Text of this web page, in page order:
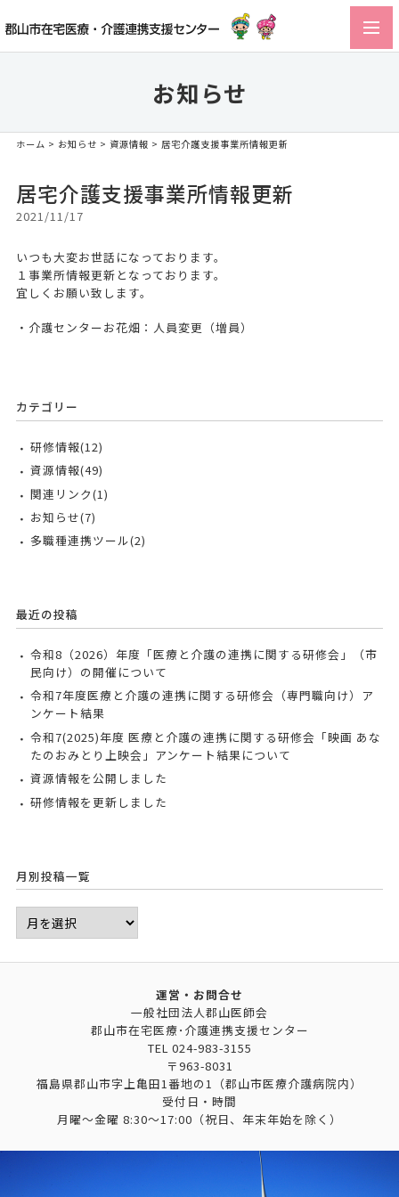
お知らせ
ホーム > お知らせ > 資源情報 > 居宅介護支援事業所情報更新
居宅介護支援事業所情報更新
2021/11/17
いつも大変お世話になっております。
１事業所情報更新となっております。
宜しくお願い致します。
・介護センターお花畑：人員変更（増員）
カテゴリー
研修情報(12)
資源情報(49)
関連リンク(1)
お知らせ(7)
多職種連携ツール(2)
最近の投稿
令和8（2026）年度「医療と介護の連携に関する研修会」（市
民向け）の開催について
令和7年度医療と介護の連携に関する研修会（専門職向け）ア
ンケート結果
令和7(2025)年度 医療と介護の連携に関する研修会「映画 あな
たのおみとり上映会」アンケート結果について
資源情報を公開しました
研修情報を更新しました
月別投稿一覧
運営・お問合せ
一般社団法人郡山医師会
郡山市在宅医療･介護連携支援センター
TEL 024-983-3155
〒963-8031
福島県郡山市字上亀田1番地の1（郡山市医療介護病院内）
受付日・時間
月曜～金曜 8:30～17:00（祝日、年末年始を除く）